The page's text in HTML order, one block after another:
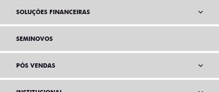
SOLUÇÕES FINANCEIRAS
SEMINOVOS
PÓS VENDAS